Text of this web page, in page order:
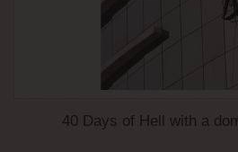
40 Days of Hell with a